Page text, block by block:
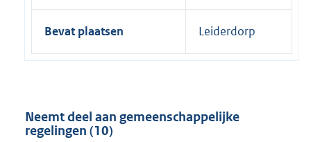
Bevat plaatsen Leiderdorp
Neemt deel aan gemeenschappelijke
regelingen (10)